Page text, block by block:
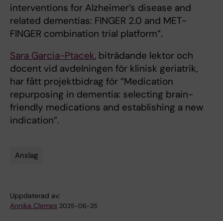
interventions for Alzheimer’s disease and
related dementias: FINGER 2.0 and MET-
FINGER combination trial platform​​​​​​​”.
Sara Garcia-Ptacek, biträdande lektor och
docent vid avdelningen för klinisk geriatrik,
har fått projektbidrag för ”Medication
repurposing in dementia: selecting brain-
friendly medications and establishing a new
indication”.
Anslag
Uppdaterad av:
Annika Clemes 2025-06-25